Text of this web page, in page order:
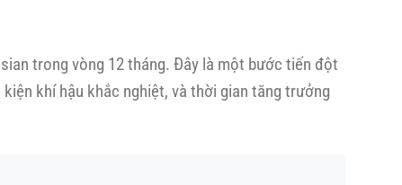
trong vòng 12 tháng. Đây là một bước tiến đột
khí hậu khắc nghiệt, và thời gian tăng trưởng